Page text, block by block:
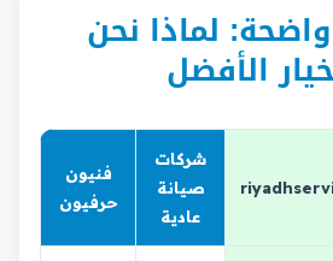
لماذا نحن
الأفضل
شركات
صيانة
عادية
فنيون
حرفيون